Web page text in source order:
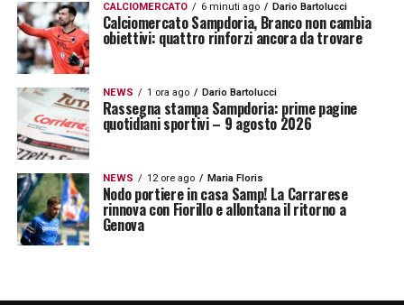
CALCIOMERCATO 6 minuti ago Dario Bartolucci
Calciomercato Sampdoria, Branco non cambia
obiettivi: quattro rinforzi ancora da trovare
NEWS 1 ora ago Dario Bartolucci
Rassegna stampa Sampdoria: prime pagine
quotidiani sportivi – 9 agosto 2026
NEWS 12 ore ago Maria Floris
Nodo portiere in casa Samp! La Carrarese
rinnova con Fiorillo e allontana il ritorno a
Genova